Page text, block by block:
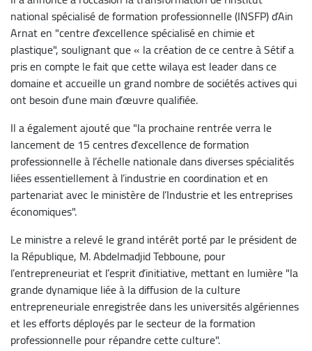
national spécialisé de formation professionnelle (INSFP) d’Ain
Arnat en "centre d’excellence spécialisé en chimie et
plastique", soulignant que « la création de ce centre à Sétif a
pris en compte le fait que cette wilaya est leader dans ce
domaine et accueille un grand nombre de sociétés actives qui
ont besoin d’une main d’œuvre qualifiée.
Il a également ajouté que "la prochaine rentrée verra le
lancement de 15 centres d’excellence de formation
professionnelle à l’échelle nationale dans diverses spécialités
liées essentiellement à l’industrie en coordination et en
partenariat avec le ministère de l’Industrie et les entreprises
économiques".
Le ministre a relevé le grand intérêt porté par le président de
la République, M. Abdelmadjid Tebboune, pour
l’entrepreneuriat et l’esprit d’initiative, mettant en lumière "la
grande dynamique liée à la diffusion de la culture
entrepreneuriale enregistrée dans les universités algériennes
et les efforts déployés par le secteur de la formation
professionnelle pour répandre cette culture".